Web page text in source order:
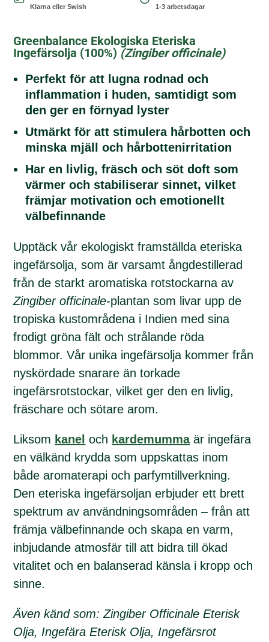
Klarna eller Swish 1-3 arbetsdagar
Greenbalance Ekologiska Eteriska
Ingefärsolja (100%) (Zingiber officinale)
Perfekt för att lugna rodnad och
inflammation i huden, samtidigt som
den ger en förnyad lyster
Utmärkt för att stimulera hårbotten och
minska mjäll och hårbottenirritation
Har en livlig, fräsch och söt doft som
värmer och stabiliserar sinnet, vilket
främjar motivation och emotionellt
välbefinnande
Upptäck vår ekologiskt framställda eteriska
ingefärsolja, som är varsamt ångdestillerad
från de starkt aromatiska rotstockarna av
Zingiber officinale-plantan som livar upp de
tropiska kustområdena i Indien med sina
frodigt gröna fält och strålande röda
blommor. Vår unika ingefärsolja kommer från
nyskördade snarare än torkade
ingefärsrotstockar, vilket ger den en livlig,
fräschare och sötare arom.
Liksom kanel och kardemummaär ingefära
en välkänd krydda som uppskattas inom
både aromaterapi och parfymtillverkning.
Den eteriska ingefärsoljan erbjuder ett brett
spektrum av användningsområden – från att
främja välbefinnande och skapa en varm,
inbjudande atmosfär till att bidra till ökad
vitalitet och en balanserad känsla i kropp och
sinne.
Även känd som: Zingiber Officinale Eterisk
Olja, Ingefära Eterisk Olja, Ingefärsrot